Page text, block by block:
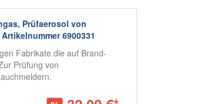
Prüfaerosol von
6900331
Fabrikate die auf Brand-
Prüfung von